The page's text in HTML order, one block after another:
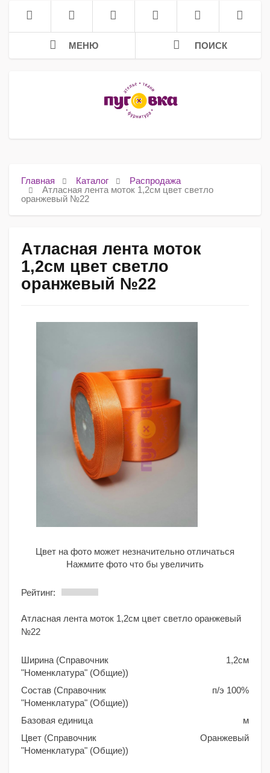
МЕНЮ ПОИСК
Главная Каталог
Распродажа
Атласная лента моток 1,2см цвет светло
оранжевый №22
Атласная лента моток
1,2см цвет светло
оранжевый №22
Цвет на фото может незначительно отличаться
Нажмите фото что бы увеличить
Рейтинг:
Атласная лента моток 1,2см цвет светло оранжевый
№22
Ширина (Справочник
"Номенклатура" (Общие))
1,2см
Состав (Справочник
"Номенклатура" (Общие))
п/э 100%
Базовая единица
м
Цвет (Справочник
"Номенклатура" (Общие))
Оранжевый